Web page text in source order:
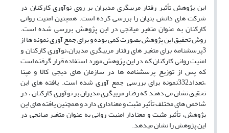
این پژوهش تأثیر رفتار مربیگری مدیران بر روی نوآوری کارکنان در
شرکت های دانش بنیان را بررسی کرده است. همچنین امنیت روانی
کارکنان به عنوان متغیر میانجی در این پژوهش بررسی شده است.
روش تحقیق این پژوهش بصورت کمی بوده و برای جمع آوری نمونه ها از
3پرسشنامه برای متغیر های رفتار مربیگری مدیران،نوآوری کارکنان و
امنیت روانی کارکنان که در این پژوهش مورد استفاده قرار گرفته است
که پس از توزیع پرسشنامه ها در سازمان های دیجی کالا و مپنا
،تعداد332نمونه برای بررسی جمع آوری شده است. یافته های این
تحقیق نشان می دهند که رفتار مربیگری مدیران بر نوآوری کارکنان ، در
شاخص های مختلف تأثیر مثبت و معناداری دارد و همچنین یافته های این
پژوهش، تأثیر مثبت و معنادار امنیت روانی به عنوان متغیر میانجی در
این پژوهش را نشان میدهد.